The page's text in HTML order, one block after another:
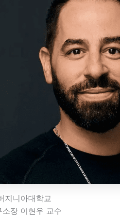
지니아대학교
소장 이현우 교수